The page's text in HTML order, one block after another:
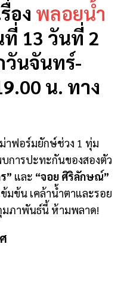
อง พลอยน้ำ
ที่ 13 วันที่ 2
วันจันทร์-
น. ทาง
าฟอร์มยักษ์ช่วง 1 ทุ่ม
บการปะทะกันของสองตัว
” และ “จอย ศิริลักษณ์”
มข้น เคล้าน้ำตาและรอย
มภาพันธ์นี้ ห้ามพลาด!